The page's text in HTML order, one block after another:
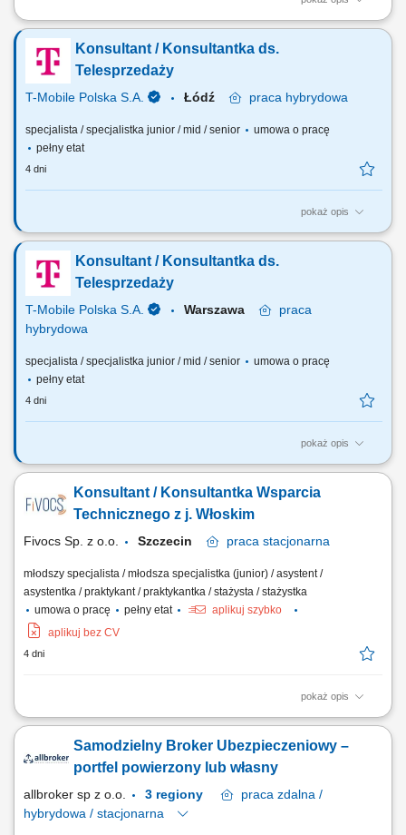
obsługa zgłoszeń technicznych klientów włoskojęzycznych poprzez
telefon, e-mail i chat, diagnozowanie usterek oraz udzielanie
skutecznych rozwiązań, prowadzenie dokumentacji zgłoszeń w
systemie ticketowym, współpraca z zespołami specjalistycznymi przy
rozwiązywaniu bardziej złożonych...
Konsultant / Konsultantka ds.
Telesprzedaży
T-Mobile Polska S.A. Łódź praca hybrydowa
specjalista / specjalistka junior / mid / senior
umowa o pracę
pełny etat
4 dni
pokaż opis
Zadania, które na Ciebie czekają: Sprzedaż pełnej gamy produktów i
usług świadczonych przez T-Mobile; Realizacja indywidualnych celów
sprzedażowych, jakościowych i ilościowych; Odpowiedzialność za
utrzymanie i rozwijanie bazy klientów; Pielęgnowanie
posprzedażowych relacji z...
Konsultant / Konsultantka ds.
Telesprzedaży
T-Mobile Polska S.A. Warszawa
praca
hybrydowa
specjalista / specjalistka junior / mid / senior
umowa o pracę
pełny etat
4 dni
pokaż opis
Zadania, które na Ciebie czekają: Sprzedaż pełnej gamy produktów i
sprzedażowych, jakościowych i ilościowych; Odpowiedzialność za
utrzymanie i rozwijanie bazy klientów; Pielęgnowanie
Konsultant / Konsultantka Wsparcia
Technicznego z j. Włoskim
Fivocs Sp. z o.o. Szczecin praca stacjonarna
młodszy specjalista / młodsza specjalistka (junior) / asystent /
asystentka / praktykant / praktykantka / stażysta / stażystka
umowa o pracę
pełny etat
aplikuj szybko
aplikuj bez CV
4 dni
pokaż opis
Opis stanowiska Udzielanie profesjonalnego wsparcia technicznego
rozwiązywanie zgłaszanych problemów technicznych związanych z
produktami firmy. Dokumentowanie zgłoszeń oraz podejmowanych
Samodzielny Broker Ubezpieczeniowy –
portfel powierzony lub własny
allbroker sp z o.o. praca zdalna /
hybrydowa / stacjonarna